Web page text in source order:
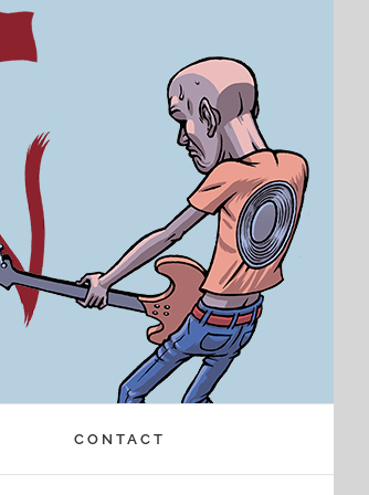
CONTACT